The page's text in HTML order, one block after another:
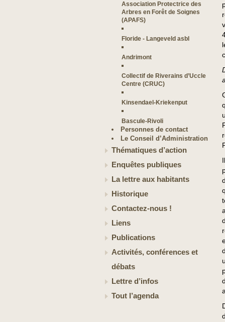
Association Protectrice des
Arbres en Forêt de Soignes
(APAFS)
Floride - Langeveld asbl
Andrimont
Collectif de Riverains d’Uccle
Centre (CRUC)
Kinsendael-Kriekenput
Bascule-Rivoli
Personnes de contact
Le Conseil d’Administration
Thématiques d’action
Enquêtes publiques
La lettre aux habitants
Historique
Contactez-nous !
Liens
Publications
Activités, conférences et
débats
Lettre d’infos
Tout l’agenda